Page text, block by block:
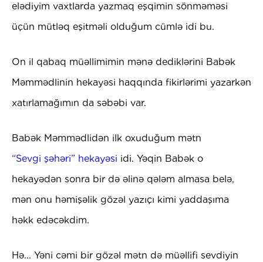
elədiyim vaxtlarda yazmaq eşqimin sönməməsi
üçün mütləq eşitməli olduğum cümlə idi bu.
On il qabaq müəllimimin mənə dediklərini Babək
Məmmədlinin hekayəsi haqqında fikirlərimi yazarkən
xatırlamağımın da səbəbi var.
Babək Məmmədlidən ilk oxuduğum mətn
“Sevgi şəhəri” hekayəsi idi. Yəqin Babək o
hekayədən sonra bir də əlinə qələm almasa belə,
mən onu həmişəlik gözəl yazıçı kimi yaddaşıma
həkk edəcəkdim.
Hə... Yəni cəmi bir gözəl mətn də müəllifi sevdiyin